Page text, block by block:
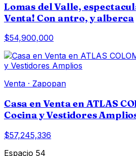
Lomas del Valle,
Venta! Con antro, y alberca
$54,900,000
Venta · Zapopan
Casa en Venta en ATLAS
Cocina y Vestidores
$57,245,336
Espacio 54